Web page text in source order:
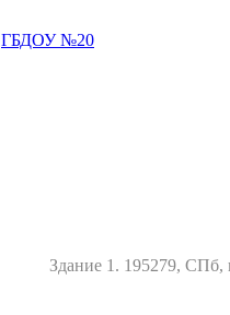
ГБДОУ №20
Здание 1. 195279, СПб,